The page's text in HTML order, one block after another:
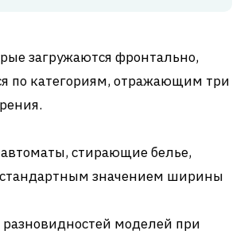
загружаются фронтально,
по категориям, отражающим три
стирающие белье,
значением ширины
моделей при